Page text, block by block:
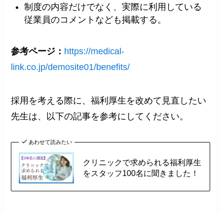
制度の内容だけでなく、実際に利用している
従業員のコメントなども掲載する。
参考ページ： https://medical-
link.co.jp/demosite01/benefits/
採用を考える際に、福利厚生を改めて見直したい
先生は、以下の記事を参考にしてください。
あわせて読みたい
クリニックで求められる福利厚生
をスタッフ100名に聞きました！